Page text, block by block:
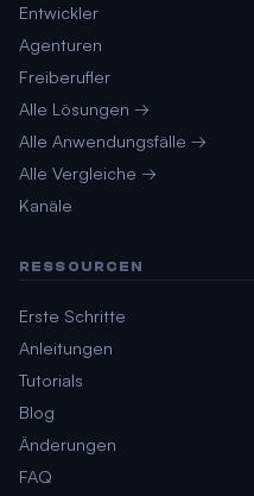
Entwickler
Agenturen
Freiberufler
Alle Lösungen →
Alle Anwendungsfälle →
Alle Vergleiche →
Kanäle
RESSOURCEN
Erste Schritte
Anleitungen
Tutorials
Blog
Änderungen
FAQ